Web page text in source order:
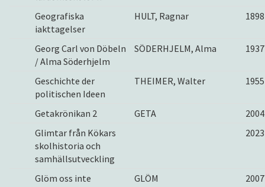
Geografiska
iakttagelser
HULT, Ragnar 1898
Georg Carl von Döbeln
/ Alma Söderhjelm
SÖDERHJELM, Alma 1937
Geschichte der
politischen Ideen
THEIMER, Walter 1955
Getakrönikan 2 GETA
2004
Glimtar från Kökars
skolhistoria och
samhällsutveckling
2023
Glöm oss inte GLÖM
2007